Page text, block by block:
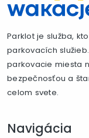
Parklot je služba,
parkovacích
parkovacie miesta
bezpečnosťou a
celom svete.
Navigácia